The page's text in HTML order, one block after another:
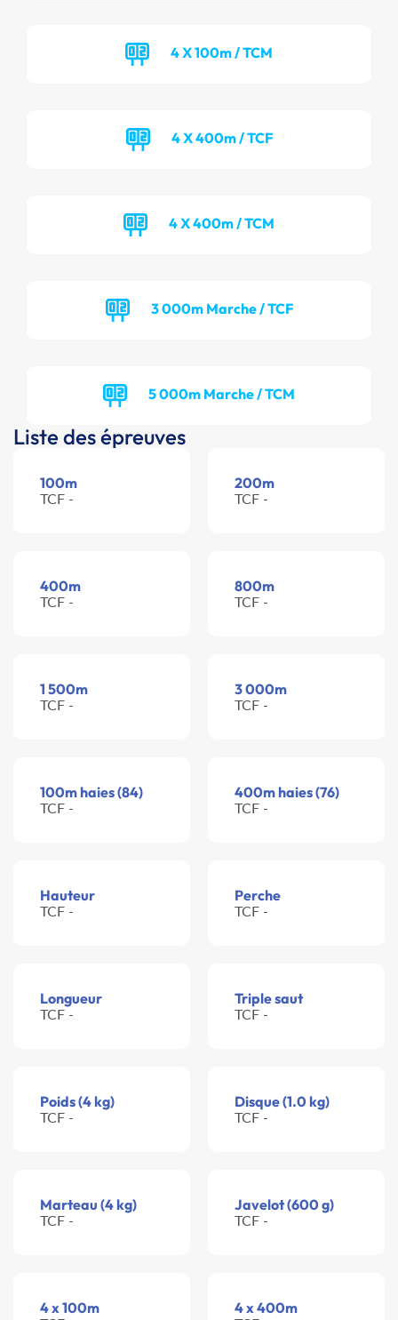
4 X 100m / TCM
4 X 400m / TCF
4 X 400m / TCM
3 000m Marche / TCF
5 000m Marche / TCM
Liste des épreuves
100m
TCF -
200m
TCF -
400m
TCF -
800m
TCF -
1 500m
TCF -
3 000m
TCF -
100m haies (84)
TCF -
400m haies (76)
TCF -
Hauteur
TCF -
Perche
TCF -
Longueur
TCF -
Triple saut
TCF -
Poids (4 kg)
TCF -
Disque (1.0 kg)
TCF -
Marteau (4 kg)
TCF -
Javelot (600 g)
TCF -
4 x 100m 4 x 400m